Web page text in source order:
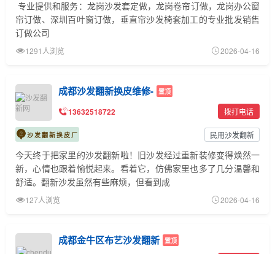
专业提供和服务：龙岗沙发套定做，龙岗卷帘订做，龙岗办公窗
帘订做、深圳百叶窗订做，垂直帘沙发椅套加工的专业批发销售
订做公司
1291人浏览 2026-04-16
成都沙发翻新换皮维修- 置顶
13632518722 拨打电话
沙发翻新换皮厂 民用沙发翻新
今天终于把家里的沙发翻新啦！旧沙发经过重新装修变得焕然一
新，心情也跟着愉悦起来。看着它，仿佛家里也多了几分温馨和
舒适。翻新沙发虽然有些麻烦，但看到成
127人浏览 2026-04-16
成都金牛区布艺沙发翻新 置顶